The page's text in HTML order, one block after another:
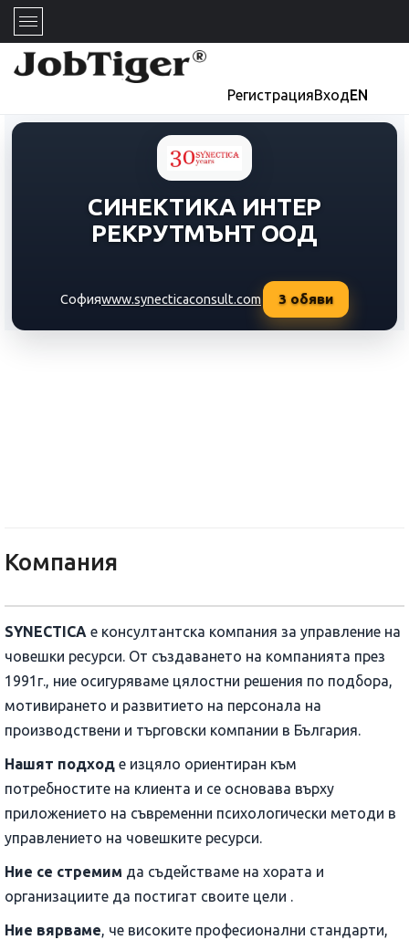
РегистрацияВходEN
СИНЕКТИКА ИНТЕР
РЕКРУТМЪНТ ООД
Софияwww.synecticaconsult.com 3 обяви
Компания
SYNECTICA е консултантска компания за управление на
човешки ресурси. От създаването на компанията през
1991г., ние осигуряваме цялостни решения по подбора,
мотивирането и развитието на персонала на
производствени и търговски компании в България.
Нашят подход е изцяло ориентиран към
потребностите на клиента и се основава върху
приложението на съвременни психологически методи в
управлението на човешките ресурси.
Ние се стремим да съдействаме на хората и
организациите да постигат своите цели .
Ние вярваме, че високите професионални стандарти,